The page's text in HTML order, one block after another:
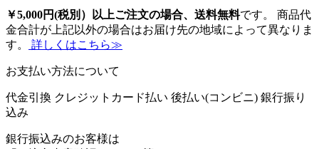
￥5,000円(税別）以上ご注文の場合、送料無料です。 商品代
金合計が上記以外の場合はお届け先の地域によって異なりま
す。
詳しくはこちら≫
お支払い方法について
代金引換 クレジットカード払い 後払い(コンビニ) 銀行振り
込み
銀行振込みのお客様は